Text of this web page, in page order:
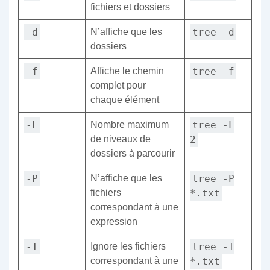
fichiers et dossiers
-d
N’affiche que les
dossiers
tree -d
-f
Affiche le chemin
complet pour
chaque élément
tree -f
-L
Nombre maximum
de niveaux de
dossiers à parcourir
tree -L
2
-P
N’affiche que les
fichiers
correspondant à une
expression
tree -P
*.txt
-I
Ignore les fichiers
correspondant à une
tree -I
*.txt